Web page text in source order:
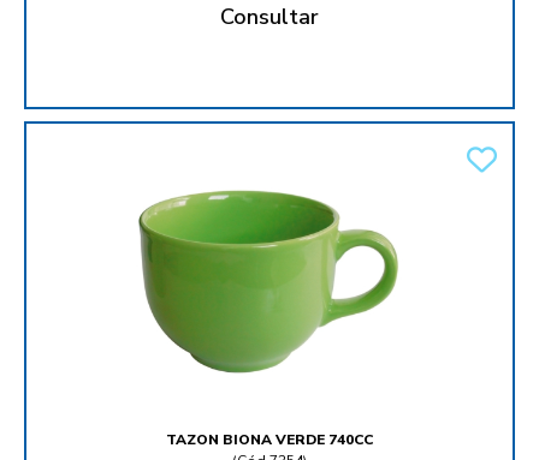
Consultar
TAZON BIONA VERDE 740CC